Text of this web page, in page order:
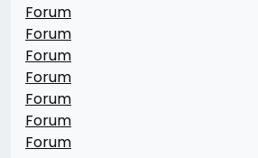
Forum
Forum
Forum
Forum
Forum
Forum
Forum